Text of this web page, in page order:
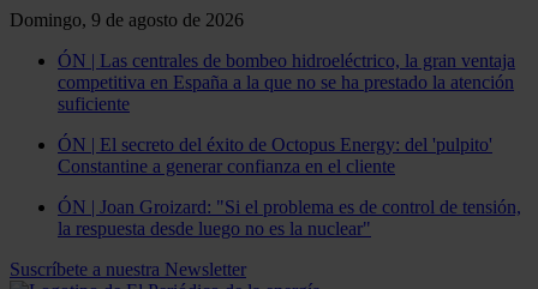
Domingo, 9 de agosto de 2026
ÓN | Las centrales de bombeo hidroeléctrico, la gran ventaja
competitiva en España a la que no se ha prestado la atención
suficiente
ÓN | El secreto del éxito de Octopus Energy: del 'pulpito'
Constantine a generar confianza en el cliente
ÓN | Joan Groizard: "Si el problema es de control de tensión,
la respuesta desde luego no es la nuclear"
Suscríbete a nuestra Newsletter